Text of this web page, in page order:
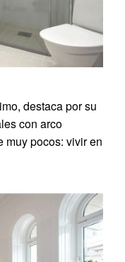
destaca por su
con arco
muy pocos: vivir en